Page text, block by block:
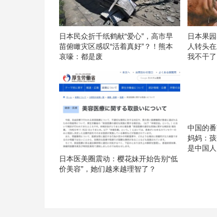
日本民众折千纸鹤献“爱心”，高市早
苗俯瞰灾区感叹“活着真好”？！熊本
哀嚎：都是废
日本果
人转头
我不干
日本医美圈震动：樱花妹开始告别“低
价美容”，她们越来越理智了？
中国的
妈妈：
是中国